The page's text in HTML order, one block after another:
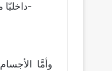
-داخليّا من
-
وأمَّا